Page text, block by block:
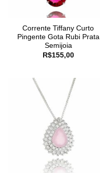
Corrente Tiffany Curto
Pingente Gota Rubi Prata
Semijoia
R$155,00